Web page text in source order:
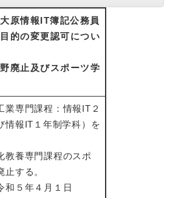
原情報IT簿記公務員
的の変更認可につい
止及びスポーツ学
業専門課程：情報IT２
情報IT１年制学科）を
教養専門課程のスポ
止する。
和５年４月１日